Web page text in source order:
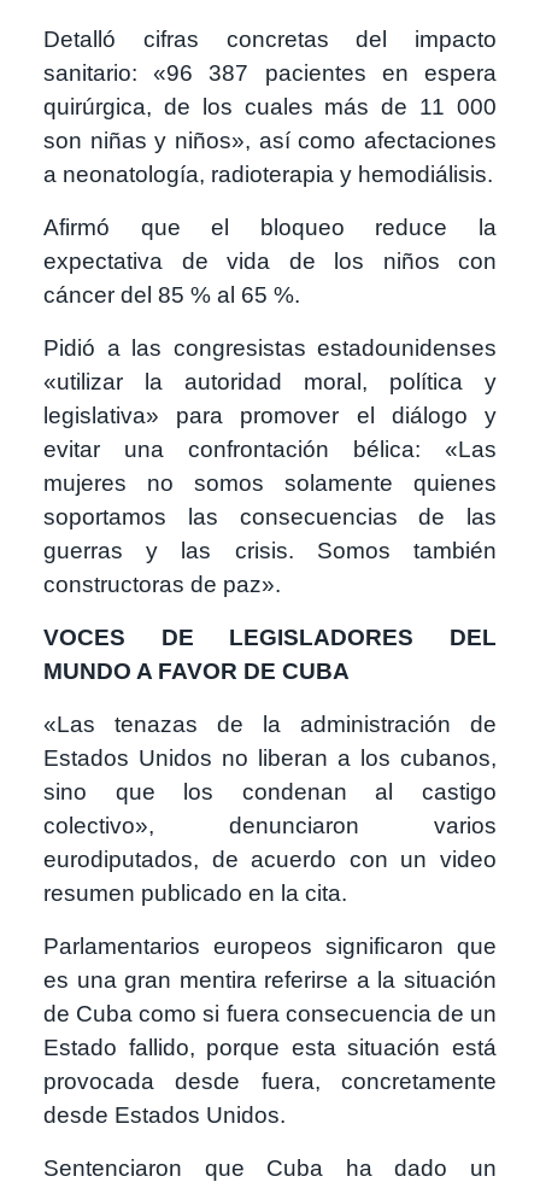
Detalló cifras concretas del impacto
sanitario: «96 387 pacientes en espera
quirúrgica, de los cuales más de 11 000
son niñas y niños», así como afectaciones
a neonatología, radioterapia y hemodiálisis.
Afirmó que el bloqueo reduce la
expectativa de vida de los niños con
cáncer del 85 % al 65 %.
Pidió a las congresistas estadounidenses
«utilizar la autoridad moral, política y
legislativa» para promover el diálogo y
evitar una confrontación bélica: «Las
mujeres no somos solamente quienes
soportamos las consecuencias de las
guerras y las crisis. Somos también
constructoras de paz».
VOCES DE LEGISLADORES DEL
MUNDO A FAVOR DE CUBA
«Las tenazas de la administración de
Estados Unidos no liberan a los cubanos,
sino que los condenan al castigo
colectivo», denunciaron varios
eurodiputados, de acuerdo con un video
resumen publicado en la cita.
Parlamentarios europeos significaron que
es una gran mentira referirse a la situación
de Cuba como si fuera consecuencia de un
Estado fallido, porque esta situación está
provocada desde fuera, concretamente
desde Estados Unidos.
Sentenciaron que Cuba ha dado un